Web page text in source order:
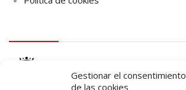
Gestionar el consentimiento
de las cookies